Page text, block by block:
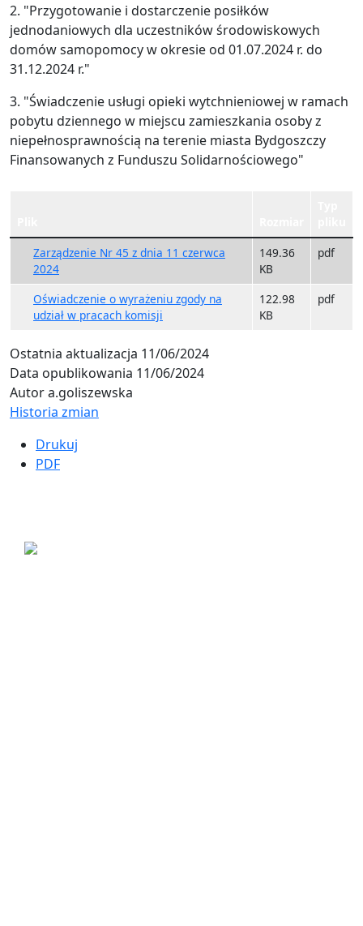
2. "Przygotowanie i dostarczenie posiłków
jednodaniowych dla uczestników środowiskowych
domów samopomocy w okresie od 01.07.2024 r. do
31.12.2024 r."
3. "Świadczenie usługi opieki wytchnieniowej w ramach
pobytu dziennego w miejscu zamieszkania osoby z
niepełnosprawnością na terenie miasta Bydgoszczy
Finansowanych z Funduszu Solidarnościowego"
Zarządzenie Nr 45 z dnia 11 czerwca
2024
149.36
KB
pdf
Oświadczenie o wyrażeniu zgody na
udział w pracach komisji
122.98
KB
pdf
Ostatnia aktualizacja 11/06/2024
Data opublikowania 11/06/2024
Autora.goliszewska
Historia zmian
Drukuj
PDF